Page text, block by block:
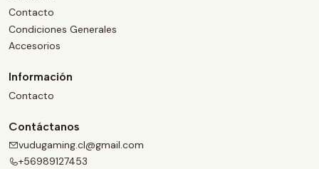
Contacto
Condiciones Generales
Accesorios
Información
Contacto
Contáctanos
vudugaming.cl@gmail.com
+56989127453